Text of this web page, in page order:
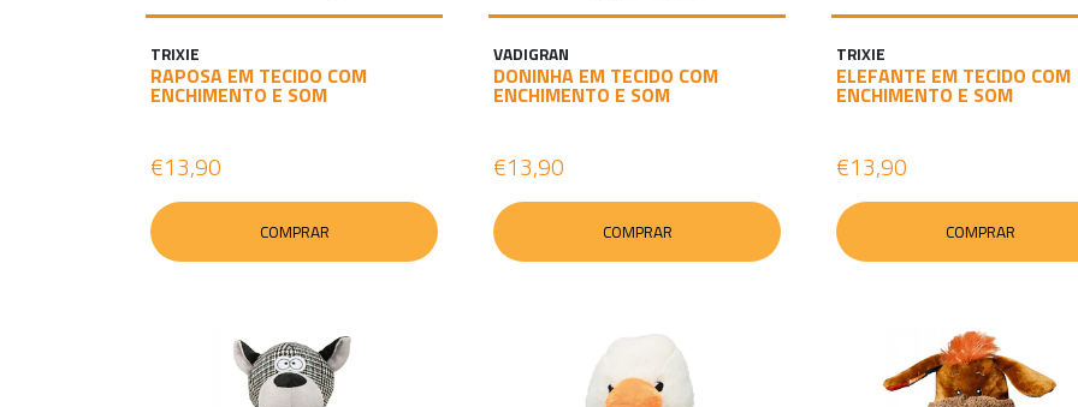
TRIXIE
RAPOSA EM TECIDO COM
ENCHIMENTO E SOM
€13,90
COMPRAR
VADIGRAN
DONINHA EM TECIDO COM
ENCHIMENTO E SOM
€13,90
COMPRAR
TRIXIE
ELEFANTE EM TECIDO COM
ENCHIMENTO E SOM
€13,90
COMPRAR